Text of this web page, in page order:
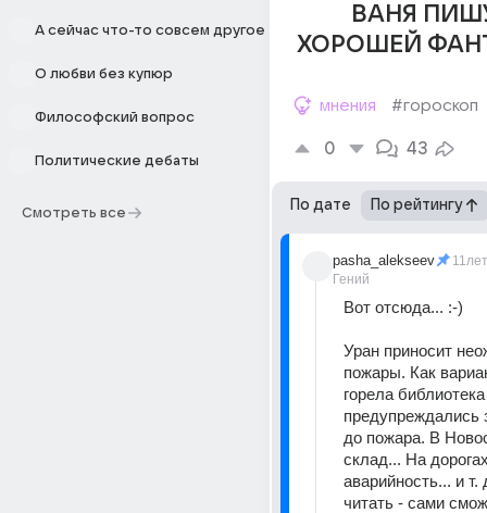
А сейчас что-то совсем другое
О любви без купюр
Философский вопрос
Политические дебаты
Смотреть все
ВАНЯ
ХОРОШЕЙ
мнения #гороскоп
0 43
По дате По рейтингу
pasha_alekseev
Гений
11лет
Вот отсюда... :-)
Уран приносит
пожары. Как
горела
предупреждались
до пожара. В
склад... На
аварийность... и
читать - сами